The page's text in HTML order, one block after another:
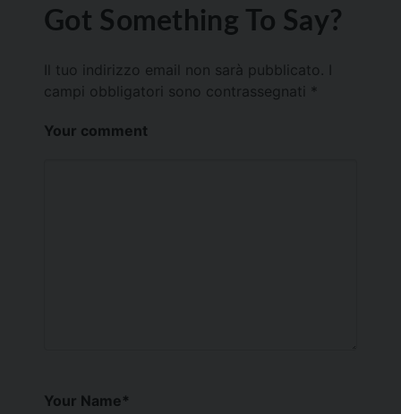
Got Something To Say?
Il tuo indirizzo email non sarà pubblicato.
campi obbligatori sono contrassegnati *
Your comment
Your Name*